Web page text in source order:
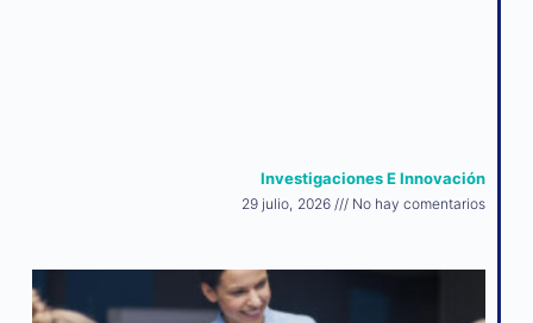
Investigaciones E Innovación
29 julio, 2026 No hay comentarios